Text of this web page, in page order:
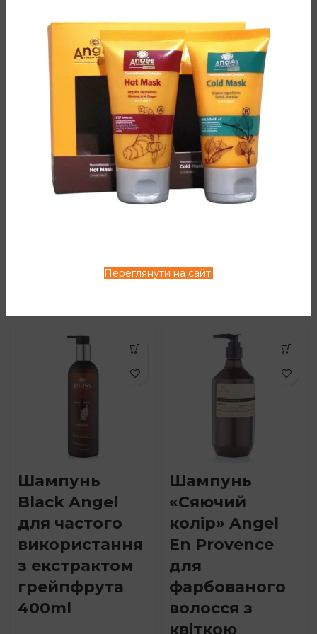
Переглянути на сайті
кипарису, ефірна олія імбиру, ефірна олія шавлії
лікарської, олія апельсину, пег-7 гліцеріл кокоат, натрію
кокоїл гліцинат, олія європейського винограду,
полікватерніум-10, гідроксіпропілгуар, феноксіетанол
ДОДАТКОВА ІНФОРМАЦІЯ
ВІДГУКИ (0)
Шампунь
Black Angel
для частого
використання
з екстрактом
грейпфрута
400ml
Шампунь
«Сяючий
колір» Angel
En Provence
для
фарбованого
волосся з
квіткою